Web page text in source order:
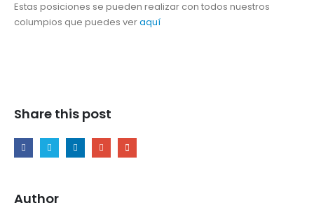
Estas posiciones se pueden realizar con todos nuestros
columpios que puedes veraquí
Share this post
Author